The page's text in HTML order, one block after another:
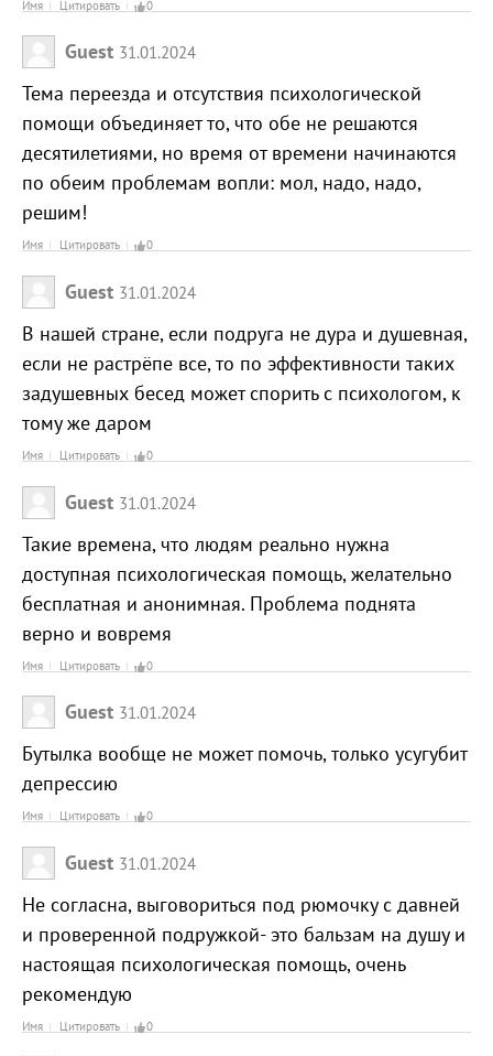
Имя Цитировать 0
Guest 31.01.2024
Тема переезда и отсутствия психологической
помощи объединяет то, что обе не решаются
десятилетиями, но время от времени начинаются
по обеим проблемам вопли: мол, надо, надо,
решим!
Имя Цитировать 0
Guest 31.01.2024
В нашей стране, если подруга не дура и душевная,
если не растрёпе все, то по эффективности таких
задушевных бесед может спорить с психологом, к
тому же даром
Имя Цитировать 0
Guest 31.01.2024
Такие времена, что людям реально нужна
доступная психологическая помощь, желательно
бесплатная и анонимная. Проблема поднята
верно и вовремя
Имя Цитировать 0
Guest 31.01.2024
Бутылка вообще не может помочь, только усугубит
депрессию
Имя Цитировать 0
Guest 31.01.2024
Не согласна, выговориться под рюмочку с давней
и проверенной подружкой- это бальзам на душу и
настоящая психологическая помощь, очень
рекомендую
Имя Цитировать 0